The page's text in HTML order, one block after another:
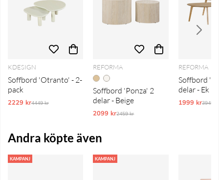
KDESIGN
Soffbord 'Otranto' - 2-
pack
2229 krOrdinarie pris:
4449 kr
REFORMA
Soffbord 'Ponza' 2
delar - Beige
2099 krOrdinarie pris:
2459 kr
REFORMA
Soffbord
delar - Ek
1999 kr3949 kr
Andra köpte även
KAMPANJ KAMPANJ